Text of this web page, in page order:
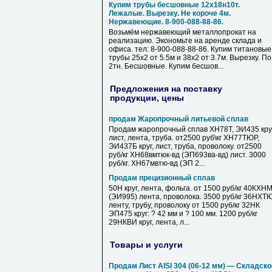
Купим трубы бесшовные 12х18н10т.
Лежалые. Вырезку. Не короче 4м.
Нержавеющие. 8-900-088-88-86.
Возьмём нержавеющий металлопрокат на
реализацию. Экономьте на аренде склада и
офиса. тел: 8-900-088-88-86. Купим титановые
трубы 25х2 от 5.5м и 38х2 от 3.7м. Вырезку. По
2тн. Бесшовные. Купим бесшов...
Предложения на поставку
продукции, цены
продам Жаропрочный литьевой сплав
Продам жаропрочный сплав ХН78Т, ЭИ435
лист, лента, труба. от2500 руб\кг ХН77ТЮР,
ЭИ437Б круг, лист, труба, проволоку. от2500
руб/кг ХН68вмтюк-вд (ЭП693ва-вд) лист. 3000
руб/кг. ХН67мвтю-вд (ЭП 2...
Продам прецизионный сплав
50Н круг, лента, фольга. от 1500 руб/кг 40КХНМ
(ЭИ995) лента, проволока. 3500 руб/кг
ленту, трубу, проволоку от 1500 руб/кг 32НК
ЭП475 круг: ? 42 мм и ? 100 мм. 1200 руб/кг
29НКВИ круг, лента, л...
Товары и услуги
Продам Лист AISI 304 (06-12 мм) —